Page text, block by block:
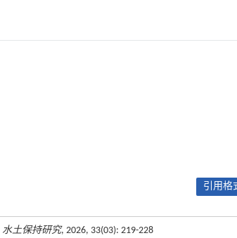
引用格
水土保持研究, 2026, 33(03): 219-228